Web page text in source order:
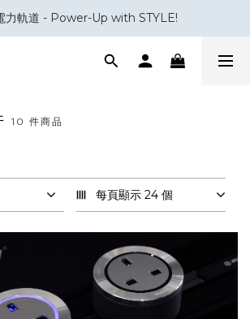
分換領百佳 HK$50 購物禮券
力軌道 - Power-Up with STYLE!
積分換領百佳 HK$50 購物禮券
10 件商品
每頁顯示 24 個